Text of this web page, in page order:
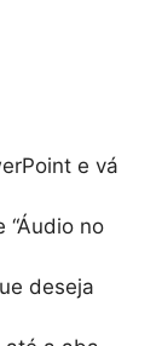
e vá
“Áudio no
deseja